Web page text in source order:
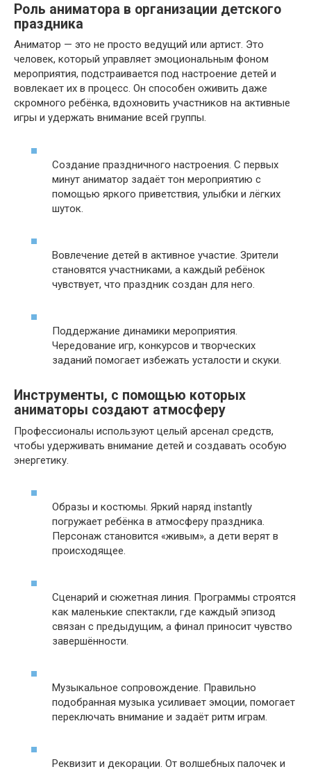
Роль аниматора в организации детского
праздника
Аниматор — это не просто ведущий или артист. Это
человек, который управляет эмоциональным фоном
мероприятия, подстраивается под настроение детей и
вовлекает их в процесс. Он способен оживить даже
скромного ребёнка, вдохновить участников на активные
игры и удержать внимание всей группы.
Создание праздничного настроения. С первых
минут аниматор задаёт тон мероприятию с
помощью яркого приветствия, улыбки и лёгких
шуток.
Вовлечение детей в активное участие. Зрители
становятся участниками, а каждый ребёнок
чувствует, что праздник создан для него.
Поддержание динамики мероприятия.
Чередование игр, конкурсов и творческих
заданий помогает избежать усталости и скуки.
Инструменты, с помощью которых
аниматоры создают атмосферу
Профессионалы используют целый арсенал средств,
чтобы удерживать внимание детей и создавать особую
энергетику.
Образы и костюмы. Яркий наряд instantly
погружает ребёнка в атмосферу праздника.
Персонаж становится «живым», а дети верят в
происходящее.
Сценарий и сюжетная линия. Программы строятся
как маленькие спектакли, где каждый эпизод
связан с предыдущим, а финал приносит чувство
завершённости.
Музыкальное сопровождение. Правильно
подобранная музыка усиливает эмоции, помогает
переключать внимание и задаёт ритм играм.
Реквизит и декорации. От волшебных палочек и